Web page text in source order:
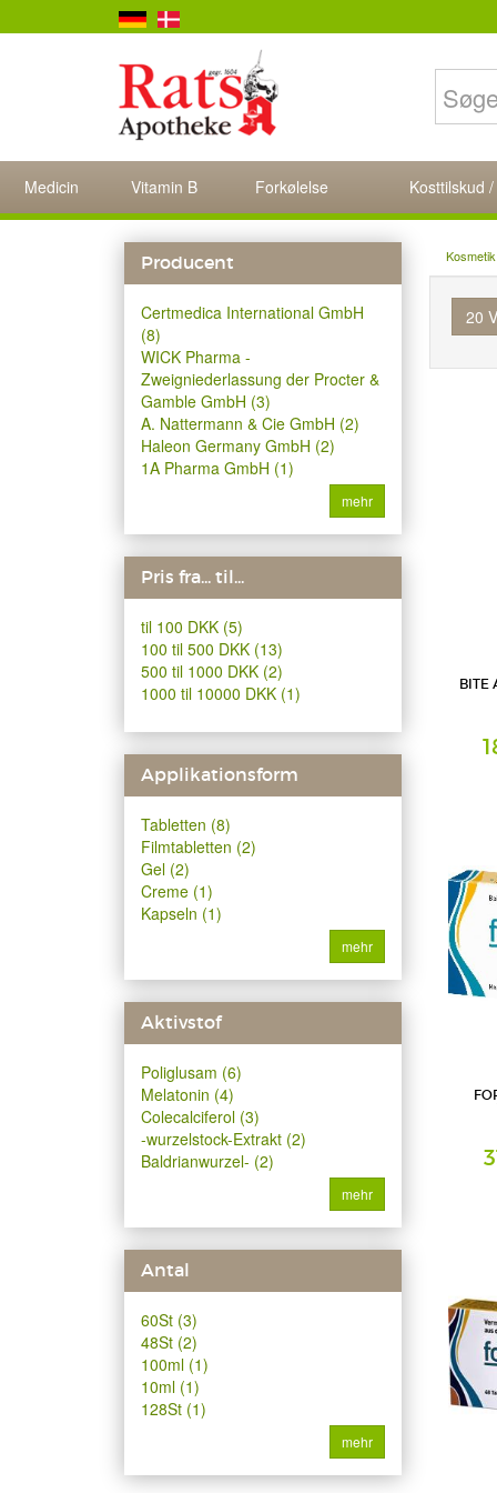
Medicin Vitamin B Forkølelse Kosttilskud
Producent
Certmedica International GmbH
(8)
WICK Pharma -
Zweigniederlassung der Procter &
Gamble GmbH (3)
A. Nattermann & Cie GmbH (2)
Haleon Germany GmbH (2)
1A Pharma GmbH (1)
mehr
Pris fra... til...
til 100 DKK (5)
100 til 500 DKK (13)
500 til 1000 DKK (2)
1000 til 10000 DKK (1)
Applikationsform
Tabletten (8)
Filmtabletten (2)
Gel (2)
Creme (1)
Kapseln (1)
mehr
Aktivstof
Poliglusam (6)
Melatonin (4)
Colecalciferol (3)
-wurzelstock-Extrakt (2)
Baldrianwurzel- (2)
mehr
Antal
60St (3)
48St (2)
100ml (1)
10ml (1)
128St (1)
mehr
Kosmetik
20
BITE